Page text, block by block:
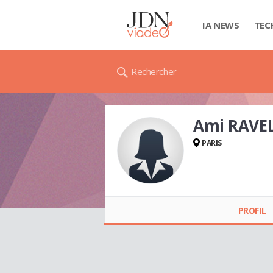
IA NEWS
Rechercher
Ami
PARIS
PROFIL